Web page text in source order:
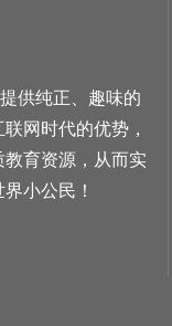
供纯正、趣味的
网时代的优势，
育资源，从而实
小公民！